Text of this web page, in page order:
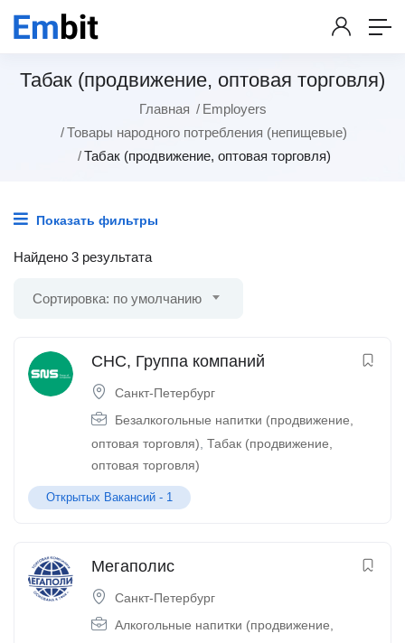
Табак (продвижение, оптовая торговля)
Главная
Employers
Товары народного потребления (непищевые)
Табак (продвижение, оптовая торговля)
Показать фильтры
Найдено 3 результата
Сортировка: по умолчанию
СНС, Группа компаний
Санкт-Петербург
Безалкогольные напитки (продвижение,
оптовая торговля) Табак (продвижение,
оптовая торговля)
Открытых Вакансий - 1
Мегаполис
Санкт-Петербург
Алкогольные напитки (продвижение,